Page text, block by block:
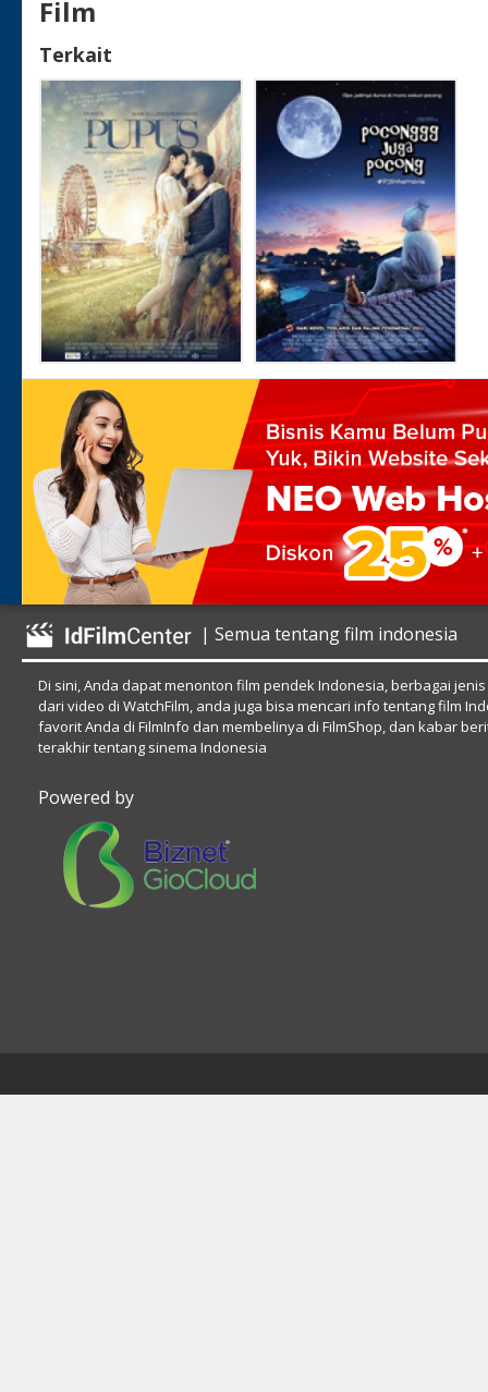
Film
Terkait
| Semua tentang film indonesia
Di sini, Anda dapat menonton film pendek Indonesia, berbagai
dari video di WatchFilm, anda juga bisa mencari info tentang film
favorit Anda di FilmInfo dan membelinya di FilmShop, dan kabar
terakhir tentang sinema Indonesia
Powered by